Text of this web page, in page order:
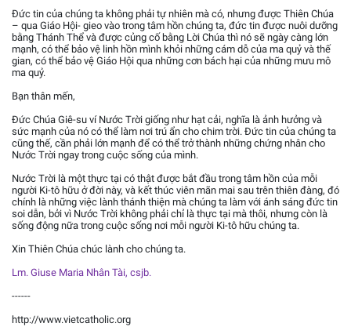
Đức tin của chúng ta không phải tự nhiên mà có, nhưng được Thiên Chúa
– qua Giáo Hội- gieo vào trong tâm hồn chúng ta, đức tin được nuôi dưỡng
bằng Thánh Thể và được củng cố bằng Lời Chúa thì nó sẽ ngày càng lớn
mạnh, có thể bảo vệ linh hồn mình khỏi những cám dỗ của ma quỷ và thế
gian, có thể bảo vệ Giáo Hội qua những cơn bách hại của những mưu mô
ma quỷ.
Bạn thân mến,
Đức Chúa Giê-su ví Nước Trời giống như hạt cải, nghĩa là ảnh hưởng và
sức mạnh của nó có thể làm nơi trú ẩn cho chim trời. Đức tin của chúng ta
cũng thế, cần phải lớn mạnh để có thể trở thành những chứng nhân cho
Nước Trời ngay trong cuộc sống của mình.
Nước Trời là một thực tại có thật được bắt đầu trong tâm hồn của mỗi
người Ki-tô hữu ở đời này, và kết thúc viên mãn mai sau trên thiên đàng, đó
chính là những việc lành thánh thiện mà chúng ta làm với ánh sáng đức tin
soi dẫn, bởi vì Nước Trời không phải chỉ là thực tại mà thôi, nhưng còn là
sống động nữa trong cuộc sống nơi mỗi người Ki-tô hữu chúng ta.
Xin Thiên Chúa chúc lành cho chúng ta.
Lm. Giuse Maria Nhân Tài, csjb.
------
http://www.vietcatholic.org